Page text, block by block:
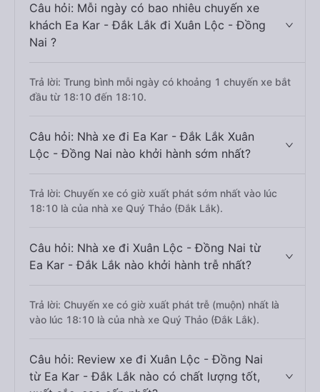
Câu hỏi: Mỗi ngày có bao nhiêu chuyến xe
khách Ea Kar - Đắk Lắk đi Xuân Lộc - Đồng
Nai ?
Trả lời: Trung bình mỗi ngày có khoảng 1 chuyến xe bắt
đầu từ 18:10 đến 18:10.
Câu hỏi: Nhà xe đi Ea Kar - Đắk Lắk Xuân
Lộc - Đồng Nai nào khởi hành sớm nhất?
Trả lời: Chuyến xe có giờ xuất phát sớm nhất vào lúc
18:10 là của nhà xe Quý Thảo (Đắk Lắk).
Câu hỏi: Nhà xe đi Xuân Lộc - Đồng Nai từ
Ea Kar - Đắk Lắk nào khởi hành trễ nhất?
Trả lời: Chuyến xe có giờ xuất phát trễ (muộn) nhất là
vào lúc 18:10 là của nhà xe Quý Thảo (Đắk Lắk).
Câu hỏi: Review xe đi Xuân Lộc - Đồng Nai
từ Ea Kar - Đắk Lắk nào có chất lượng tốt,